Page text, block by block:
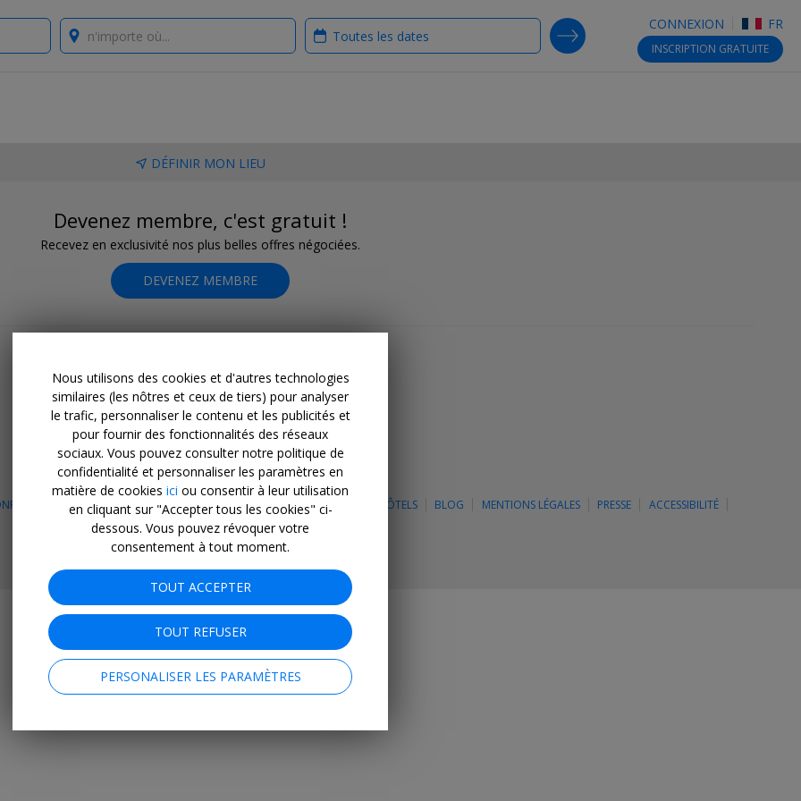
CONNEXION FR
INSCRIPTION GRATUITE
Where? When?
SEARCH DEALS
DÉFINIR MON LIEU
Devenez membre, c'est gratuit !
Recevez en exclusivité nos plus belles offres négociées.
DEVENEZ MEMBRE
OBTENEZ L'APPLI MOBILE
FacebookInstagramLinkedIn
& COOKIES CONDITIONS GÉNÉRALES PLAN DU SITE HÔTELS BLOG MENTIONS LÉGALES PRESSE
ACCESSIBILITÉ
OPPORTUNITÉ DE PARTENARIAT
© 2026 Travelzoo
Nous utilisons des cookies et d'autres technologies
similaires (les nôtres et ceux de tiers) pour analyser
le trafic, personnaliser le contenu et les publicités et
pour fournir des fonctionnalités des réseaux
sociaux. Vous pouvez consulter notre politique de
confidentialité et personnaliser les paramètres en
matière de cookies ici ou consentir à leur utilisation
en cliquant sur "Accepter tous les cookies" ci-
dessous. Vous pouvez révoquer votre
consentement à tout moment.
TOUT ACCEPTER
TOUT REFUSER
PERSONALISER LES PARAMÈTRES